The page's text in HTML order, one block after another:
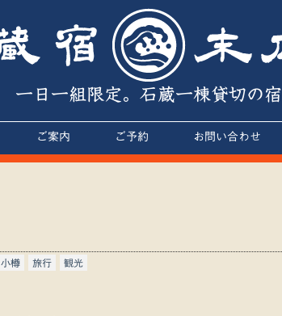
一日一組限定。石蔵一棟貸切の宿
ご案内 ご予約 お問い合わせ
小樽 旅行 観光